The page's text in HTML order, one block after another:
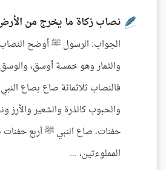
نصاب زكاة ما يخرج من
الجواب: الرسول ﷺ أوضح
والثمار وهو خمسة أوسق،
فالنصاب ثلاثمائة صاع بصاع
والحبوب كالذرة والشعير والأرز
حفنات، صاع النبي ﷺ أربع حفنات
المملوءتين، ...